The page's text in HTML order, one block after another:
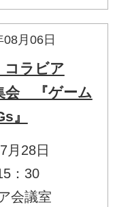
月06日
コラビア
会 『ゲーム
』
月28日
：30
会議室